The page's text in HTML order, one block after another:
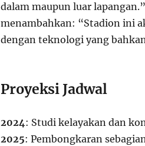
dalam maupun luar
menambahkan: “Stadion ini
dengan teknologi yang
Proyeksi Jadwal
2024: Studi kelayakan dan
2025: Pembongkaran